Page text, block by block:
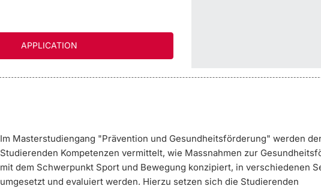
APPLICATION
Im Masterstudiengang "Prävention und Gesundheitsförderung"werden
Studierenden Kompetenzen vermittelt, wie Massnahmen zur
mit dem Schwerpunkt Sport und Bewegung konzipiert, in verschiedenen
umgesetzt und evaluiert werden. Hierzu setzen sich die Studierenden